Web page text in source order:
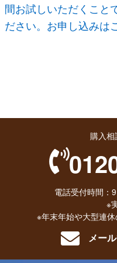
間お試しいただくこと
ださい。お申し込みは
購入
電話受付時間：
※
※年末年始や大型連休
メー